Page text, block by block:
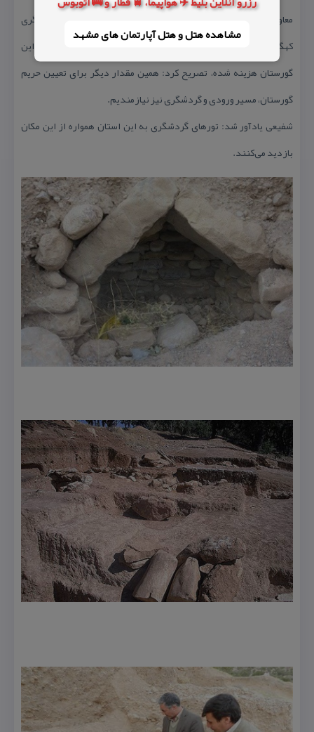
مشاهده هتل و هتل‌ آپارتمان های مشهد
معاون میراث فرهنگی اداره كل میراث فرهنگی، صنایع دستی و گردشگری
كهگیلویه و بویراحمد با بیان اینكه تاكنون حدود ۱۰۰ میلیون تومان در این
گورستان هزینه شده، تصریح كرد: همین مقدار دیگر برای تعیین حریم
گورستان، مسیر ورودی و گردشگری نیز نیازمندیم.
شفیعی یادآور شد: تورهای گردشگری به این استان همواره از این مكان
بازدید می‌كنند.